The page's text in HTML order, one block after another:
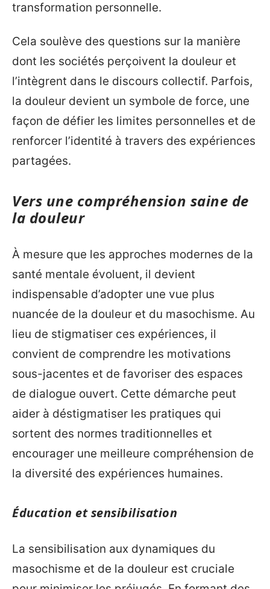
transformation personnelle.
Cela soulève des questions sur la manière
dont les sociétés perçoivent la douleur et
l’intègrent dans le discours collectif. Parfois,
la douleur devient un symbole de force, une
façon de défier les limites personnelles et de
renforcer l’identité à travers des expériences
partagées.
Vers une compréhension saine de
la douleur
À mesure que les approches modernes de la
santé mentale évoluent, il devient
indispensable d’adopter une vue plus
nuancée de la douleur et du masochisme. Au
lieu de stigmatiser ces expériences, il
convient de comprendre les motivations
sous-jacentes et de favoriser des espaces
de dialogue ouvert. Cette démarche peut
aider à déstigmatiser les pratiques qui
sortent des normes traditionnelles et
encourager une meilleure compréhension de
la diversité des expériences humaines.
Éducation et sensibilisation
La sensibilisation aux dynamiques du
masochisme et de la douleur est cruciale